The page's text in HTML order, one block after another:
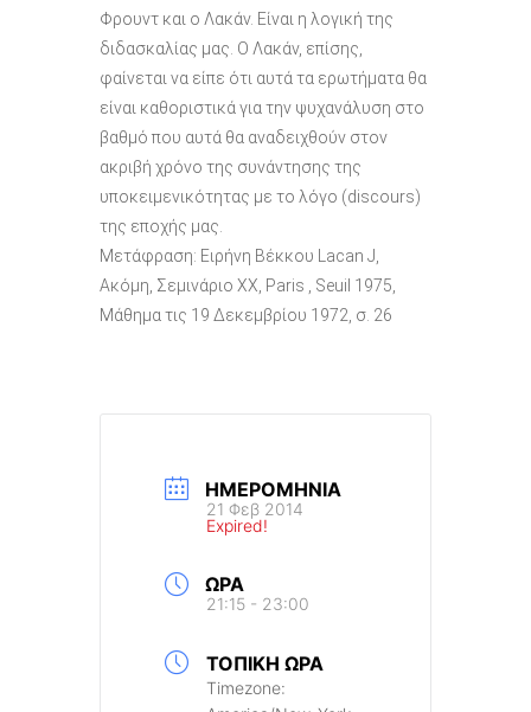
Φρουντ και ο Λακάν. Είναι η λογική της
διδασκαλίας μας. Ο Λακάν, επίσης,
φαίνεται να είπε ότι αυτά τα ερωτήματα θα
είναι καθοριστικά για την ψυχανάλυση στο
βαθμό που αυτά θα αναδειχθούν στον
ακριβή χρόνο της συνάντησης της
υποκειμενικότητας με το λόγο (discours)
της εποχής μας.
Μετάφραση: Ειρήνη Βέκκου Lacan J,
Ακόμη, Σεμινάριο XX, Paris , Seuil 1975,
Μάθημα τις 19 Δεκεμβρίου 1972, σ. 26
ΗΜΕΡΟΜΗΝΊΑ
21 Φεβ 2014
Expired!
ΏΡΑ
21:15 - 23:00
ΤΟΠΙΚΉ ΏΡΑ
Timezone: